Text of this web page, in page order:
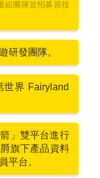
組團隊並招募原技
研發團隊。
世界 Fairyland
」雙平台進行
旗下產品資料
平台。